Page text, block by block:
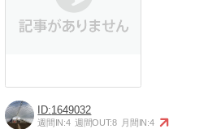
1649032
週間IN:4 週間OUT:8 月間IN:4